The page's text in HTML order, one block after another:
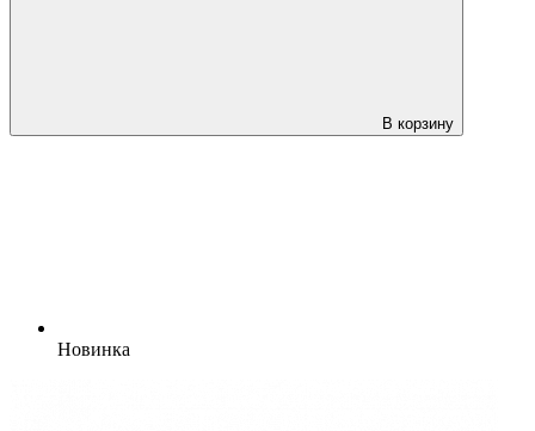
В корзину
Новинка